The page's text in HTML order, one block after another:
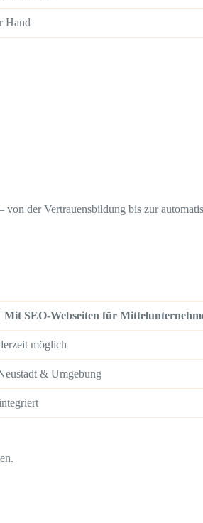
Hand
der Vertrauensbildung bis zur
Mit SEO-Webseiten für
möglich
& Umgebung